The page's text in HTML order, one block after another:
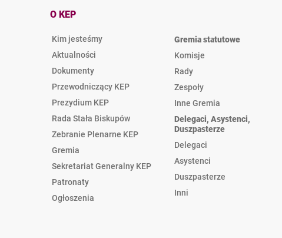
O KEP
Kim jesteśmy
Aktualności
Dokumenty
Przewodniczący KEP
Prezydium KEP
Rada Stała Biskupów
Zebranie Plenarne KEP
Gremia
Sekretariat Generalny KEP
Patronaty
Ogłoszenia
Gremia statutowe
Komisje
Rady
Zespoły
Inne Gremia
Delegaci, Asystenci,
Duszpasterze
Delegaci
Asystenci
Duszpasterze
Inni